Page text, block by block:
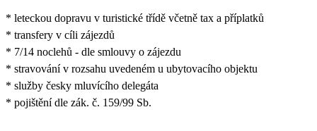
* leteckou dopravu v turistické třídě včetně tax a příplatků
* transfery v cíli zájezdů
* 7/14 noclehů - dle smlouvy o zájezdu
* stravování v rozsahu uvedeném u ubytovacího objektu
* služby česky mluvícího delegáta
* pojištění dle zák. č. 159/99 Sb.